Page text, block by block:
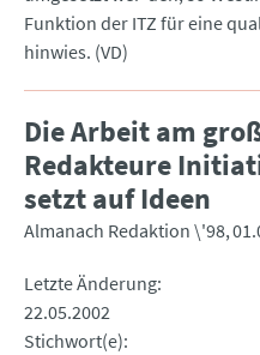
Funktion der ITZ für eine
hinwies. (VD)
Die Arbeit am
Redakteure
setzt auf Ideen
Almanach Redaktion \'98
Letzte Änderung
22.05.2002
Stichwort(e)